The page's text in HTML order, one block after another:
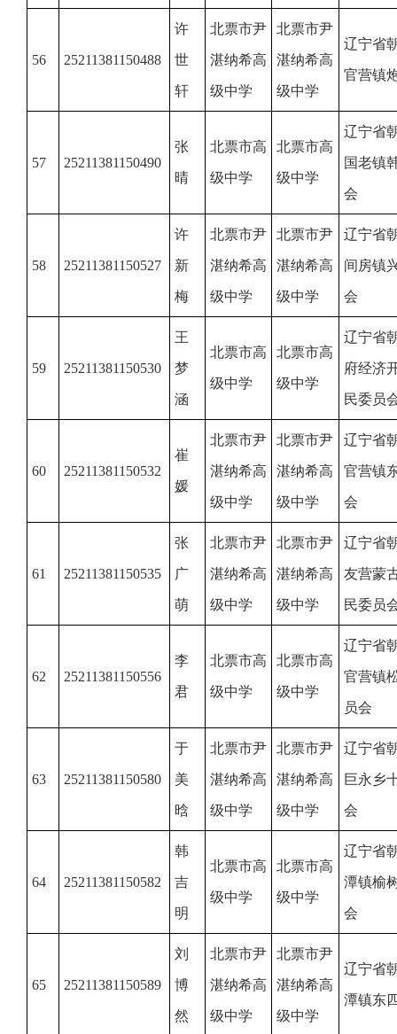
56 25211381150488
许
世
轩
北票市尹
湛纳希高
级中学
北票市尹
湛纳希高
级中学
辽宁省
官营镇
57 25211381150490
张
晴
北票市高
级中学
北票市高
级中学
辽宁省
国老镇
会
58 25211381150527
许
新
梅
北票市尹
湛纳希高
级中学
北票市尹
湛纳希高
级中学
辽宁省
间房镇
会
59 25211381150530
王
梦
涵
北票市高
级中学
北票市高
级中学
辽宁省
府经济
民委员
60 25211381150532
崔
媛
北票市尹
湛纳希高
级中学
北票市尹
湛纳希高
级中学
辽宁省
官营镇
会
61 25211381150535
张
广
萌
北票市尹
湛纳希高
级中学
北票市尹
湛纳希高
级中学
辽宁省
友营蒙
民委员
62 25211381150556
李
君
北票市高
级中学
北票市高
级中学
辽宁省
官营镇
员会
63 25211381150580
于
美
晗
北票市尹
湛纳希高
级中学
北票市尹
湛纳希高
级中学
辽宁省
巨永乡
会
64 25211381150582
韩
吉
明
北票市高
级中学
北票市高
级中学
辽宁省
潭镇榆
会
65 25211381150589
刘
博
然
北票市尹
湛纳希高
级中学
北票市尹
湛纳希高
级中学
辽宁省
潭镇东